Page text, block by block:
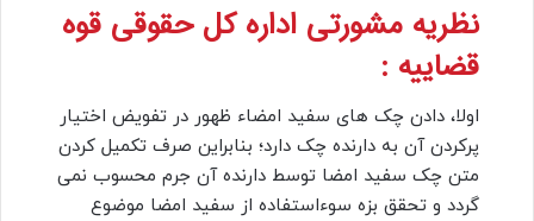
نظریه مشورتی اداره کل حقوقی قوه
قضاییه :
اولا، دادن چک های سفید امضاء ظهور در تفویض اختیار
پرکردن آن به دارنده چک دارد؛ بنابراین صرف تکمیل کردن
متن چک سفید امضا توسط دارنده آن جرم محسوب نمی
گردد و تحقق بزه سوءاستفاده از سفید امضا موضوع